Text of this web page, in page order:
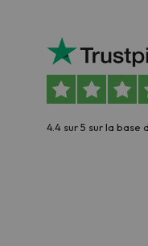
4.4 sur 5 sur la base